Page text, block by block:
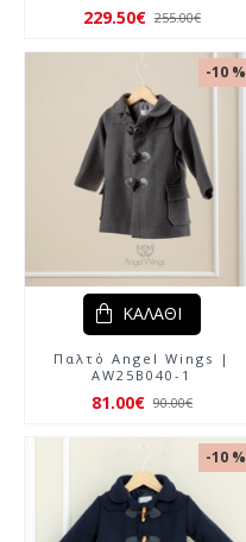
229.50€ 255.00€
-10 %
Παλτό Angel Wings |
AW25B040-1
81.00€ 90.00€
ΚΑΛΆΘΙ
-10 %